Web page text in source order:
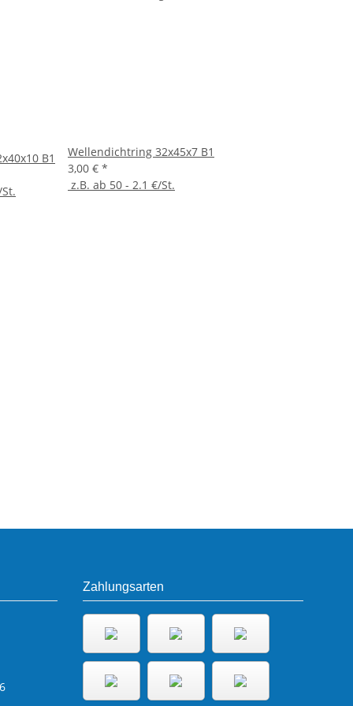
B1
Wellendichtring 32x45x7 B1
3,00 € *
z.B. ab 50 - 2.1 €/St.
Zahlungsarten